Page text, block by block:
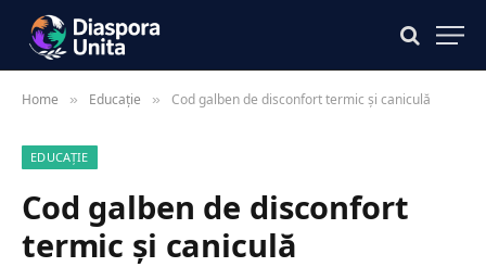
Home » Educație » Cod galben de disconfort termic și caniculă
EDUCAȚIE
Cod galben de disconfort
termic și caniculă